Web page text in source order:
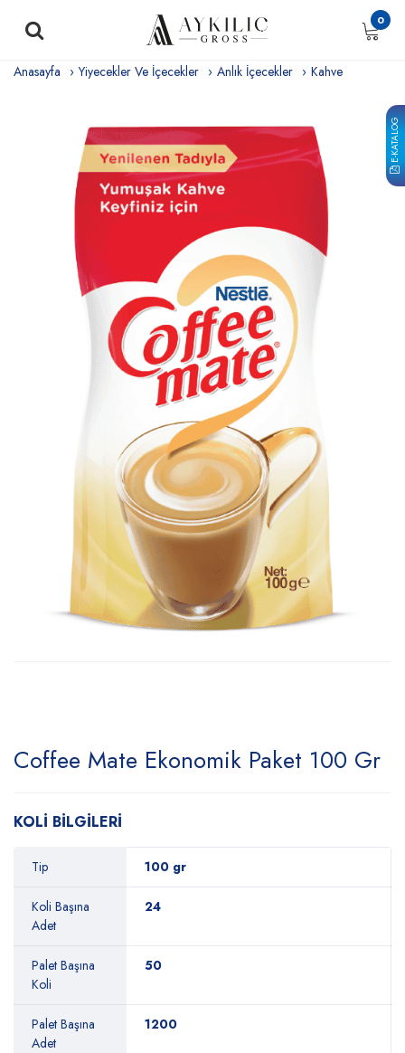
E-KATALOG
0
Anasayfa Yiyecekler Ve İçecekler Anlık İçecekler Kahve
Coffee Mate Ekonomik Paket 100 Gr
KOLİ BİLGİLERİ
Tip 100 gr
Koli Başına
Adet
24
Palet Başına
Koli
50
Palet Başına
Adet
1200